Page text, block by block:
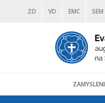
ZD VD EMC SEM
DIAKONIA ŠKOLY